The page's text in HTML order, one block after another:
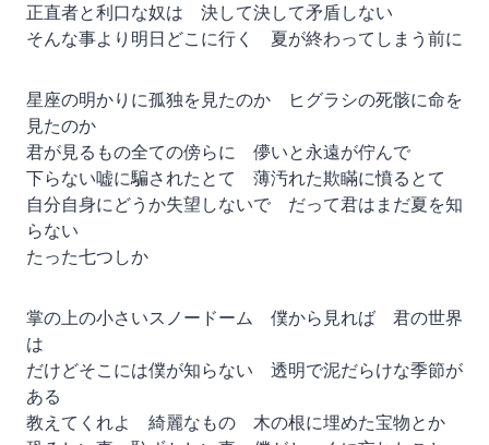
正直者と利口な奴は 決して決して矛盾しない
そんな事より明日どこに行く 夏が終わってしまう前に
星座の明かりに孤独を見たのか ヒグラシの死骸に命を
見たのか
君が見るもの全ての傍らに 儚いと永遠が佇んで
下らない嘘に騙されたとて 薄汚れた欺瞞に憤るとて
自分自身にどうか失望しないで だって君はまだ夏を知
らない
たった七つしか
掌の上の小さいスノードーム 僕から見れば 君の世界
は
だけどそこには僕が知らない 透明で泥だらけな季節が
ある
教えてくれよ 綺麗なもの 木の根に埋めた宝物とか